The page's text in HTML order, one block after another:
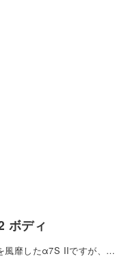
ボディ
風靡したα7S IIですが、…